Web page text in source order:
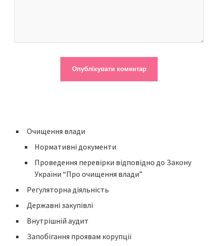
Очищення влади
Нормативні документи
Проведення перевірки відповідно до Закону
України “Про очищення влади”
Регуляторна діяльність
Державні закупівлі
Внутрішній аудит
Запобігання проявам корупції